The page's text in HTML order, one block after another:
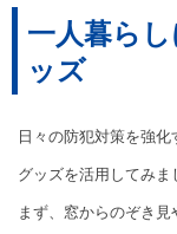
一人暮ら
ッズ
日々の防犯対策を強
グッズを活用してみま
まず、窓からのぞき